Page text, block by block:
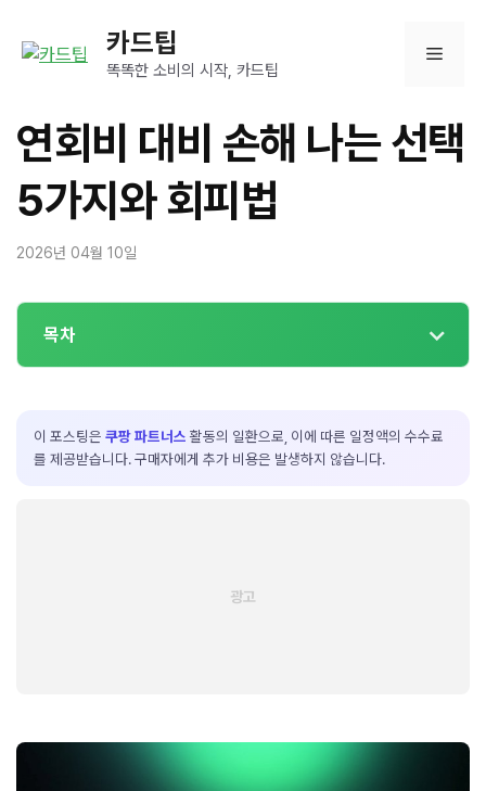
카드팁
똑똑한 소비의 시작, 카드팁
메
연회비 대비 손해 나는 선택
5가지와 회피법
2026년 04월 10일
목차
이 포스팅은 쿠팡 파트너스 활동의 일환으로, 이에 따른 일정액의 수수료
를 제공받습니다. 구매자에게 추가 비용은 발생하지 않습니다.